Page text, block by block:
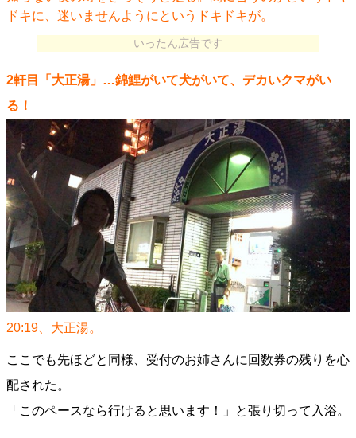
ドキに、迷いませんようにというドキドキが。
いったん広告です
2軒目「大正湯」…錦鯉がいて犬がいて、デカいクマがい
る！
20:19、大正湯。
ここでも先ほどと同様、受付のお姉さんに回数券の残りを心
配された。
「このペースなら行けると思います！」と張り切って入浴。